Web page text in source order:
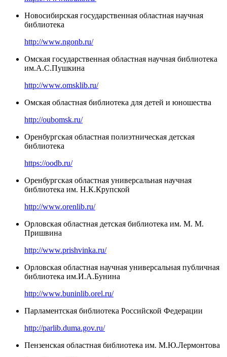
Новосибирская государственная областная научная
библиотека
http://www.ngonb.ru/
Омская государственная областная научная библиотека
им.А.С.Пушкина
http://www.omsklib.ru/
Омская областная библиотека для детей и юношества
http://oubomsk.ru/
Оренбургская областная полиэтническая детская
библиотека
https://oodb.ru/
Оренбургская областная универсальная научная
библиотека им. Н.К.Крупской
http://www.orenlib.ru/
Орловская областная детская библиотека им. М. М.
Пришвина
http://www.prishvinka.ru/
Орловская областная научная универсальная публичная
библиотека им.И.А.Бунина
http://www.buninlib.orel.ru/
Парламентская библиотека Российской Федерации
http://parlib.duma.gov.ru/
Пензенская областная библиотека им. М.Ю.Лермонтова